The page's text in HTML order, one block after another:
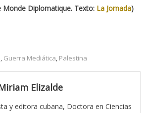
Diplomatique. Texto: La Jornada)
Guerra Mediática Palestina
Elizalde
y editora cubana, Doctora en Ciencias